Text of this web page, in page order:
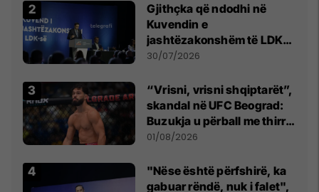
Gjithçka që ndodhi në
Kuvendin e
jashtëzakonshëm të LDK-
së
30/07/2026
“Vrisni, vrisni shqiptarët”,
skandal në UFC Beograd:
Buzukja u përball me thirrje
anti-shqiptare nga
01/08/2026
"Nëse është përfshirë, ka
gabuar rëndë, nuk i falet",